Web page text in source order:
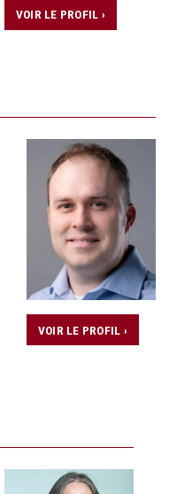
VOIR LE PROFIL ›
VOIR LE PROFIL ›